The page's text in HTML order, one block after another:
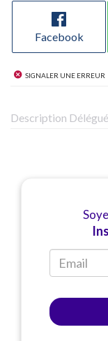
Facebook
Signaler une erreur
Description